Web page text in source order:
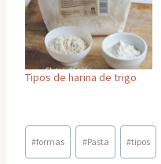
que vas a hacer. Y para
elegir, hazte las siguientes
preguntas: - ¿Voy a usar la
pasta como primer plato,
segundo plato…
Tipos de harina de trigo
Etiquetas
de
#formas #Pasta #tipos